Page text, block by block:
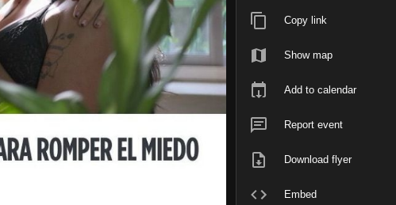
Copy link
Show map
Add to calendar
Report event
Download flyer
Embed